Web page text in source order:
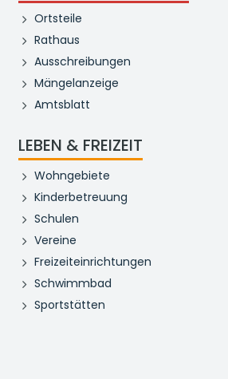
Ortsteile
Rathaus
Ausschreibungen
Mängelanzeige
Amtsblatt
LEBEN & FREIZEIT
Wohngebiete
Kinderbetreuung
Schulen
Vereine
Freizeiteinrichtungen
Schwimmbad
Sportstätten